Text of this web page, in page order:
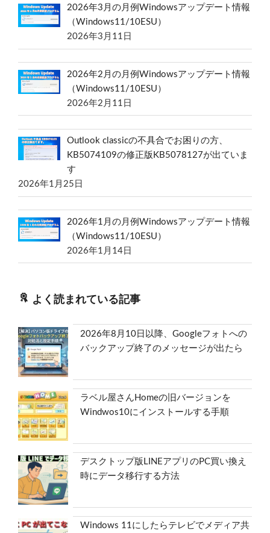
2026年3月の月例Windowsアップデート情報
（Windows11/10ESU）
2026年3月11日
2026年2月の月例Windowsアップデート情報
（Windows11/10ESU）
2026年2月11日
Outlook classicの不具合でお困りの方、
KB5074109の修正版KB5078127が出ていま
す
2026年1月25日
2026年1月の月例Windowsアップデート情報
（Windows11/10ESU）
2026年1月14日
よく読まれている記事
2026年8月10日以降、Googleフォトへの
バックアップ終了のメッセージが出たら
ラベル屋さんHomeの旧バージョンを
Windwos10にインストールする手順
デスクトップ版LINEアプリのPC買い換え
時にデータ移行する方法
Windows 11にしたらテレビでメディア共